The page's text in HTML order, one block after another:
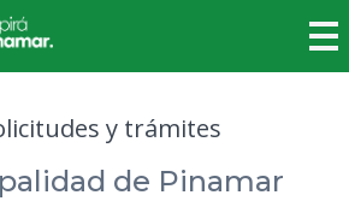
de Pinamar